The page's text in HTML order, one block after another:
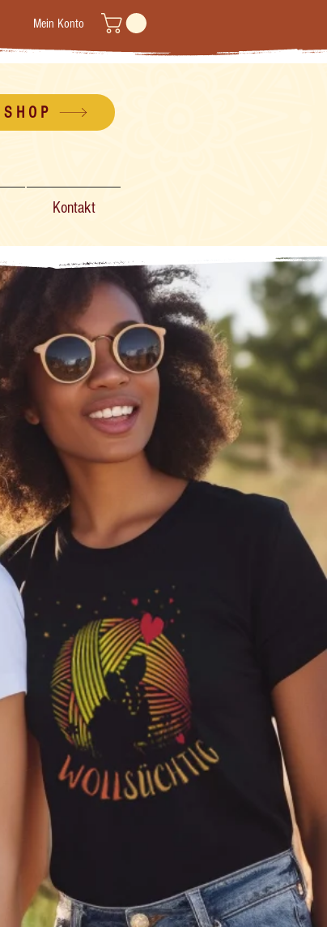
Mein Konto
SHOP
Kontakt